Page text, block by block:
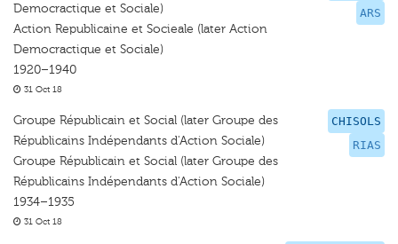
ARS
Democractique et Sociale)
Action Republicaine et Socieale (later Action
Democractique et Sociale)
1920–1940
31 Oct 18
CHISOLS
RIAS
Groupe Républicain et Social (later Groupe des
Républicains Indépendants d'Action Sociale)
Groupe Républicain et Social (later Groupe des
Républicains Indépendants d'Action Sociale)
1934–1935
31 Oct 18